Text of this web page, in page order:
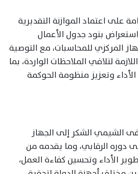
على اعتماد الموازنة التقديرية
بنود جدول الأعمال
المركزي للمحاسبات، مع التوصية
لتلافي الملاحظات الواردة، بما
وتعزيز منظومة الحوكمة
الشيمي الشكر إلى الجهاز
دوره الرقابي، وما يقدمه من
الأداء وتحسين كفاءة العمل،